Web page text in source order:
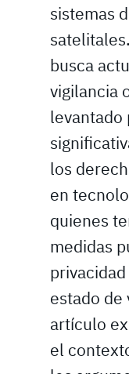
sistemas
busca
vigilancia
levantado
los
en
quienes
medidas
estado de
artículo
el